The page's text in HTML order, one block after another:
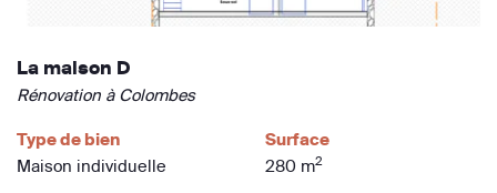
La maison D
Rénovation à Colombes
Type de bien
Maison individuelle
Surface
280 m2